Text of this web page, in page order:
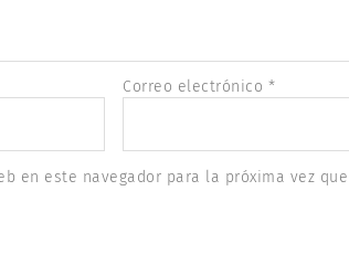
Correo electrónico *
en este navegador para la próxima vez